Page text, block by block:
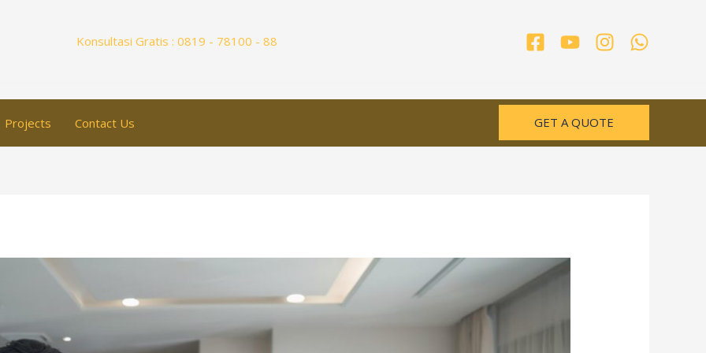
Konsultasi Gratis : 0819 - 78100 - 88
Projects Contact Us GET A QUOTE